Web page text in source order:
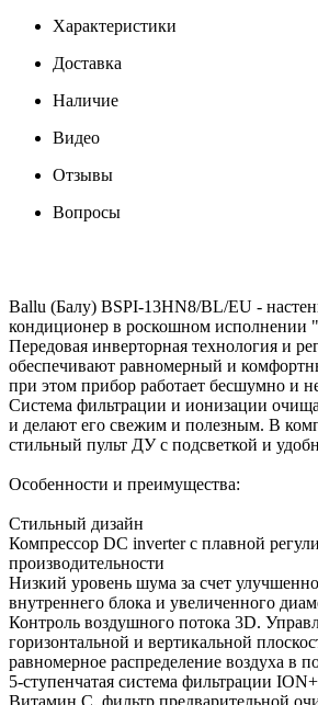
Характеристики
Доставка
Наличие
Видео
Отзывы
Вопросы
Ballu (Балу) BSPI-13HN8/BL/EU -
кондиционер в роскошном исполнении
Передовая инверторная технология и
обеспечивают равномерный и
при этом прибор работает бесшумно и
Система фильтрации и ионизации
и делают его свежим и полезным. В
стильный пульт ДУ с подсветкой и
Особенности и преимущества:
Стильный дизайн
Компрессор DC inverter с плавной
производительности
Низкий уровень шума за счет
внутреннего блока и увеличенного
Контроль воздушного потока 3D.
горизонтальной и вертикальной
равномерное распределение воздуха в
5-ступенчатая система фильтрации
Витамин С, фильтр предварительной